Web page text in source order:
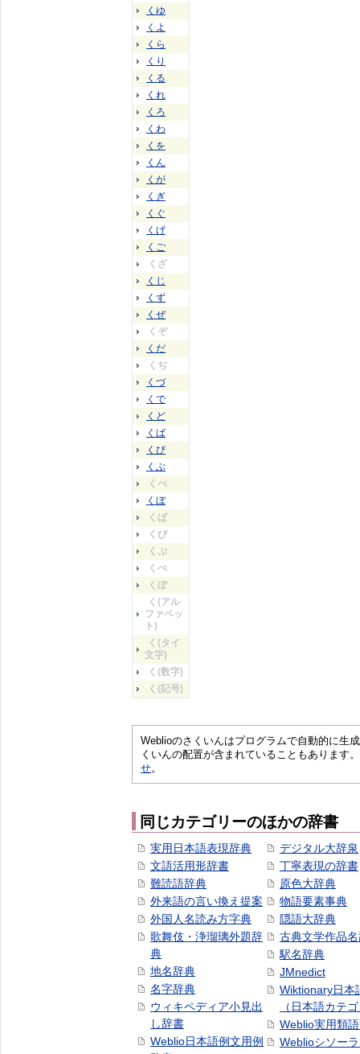
くゆ
くよ
くら
くり
くる
くれ
くろ
くわ
くを
くん
くが
くぎ
くぐ
くげ
くご
くざ
くじ
くず
くぜ
くぞ
くだ
くぢ
くづ
くで
くど
くば
くび
くぶ
くべ
くぼ
くぱ
くぴ
くぷ
くぺ
くぽ
く(アル
ファベッ
ト)
く(タイ
文字)
く(数字)
く(記号)
Weblioのさくいんはプログラムで自動的に生
くいんの配置が含まれていることもあります
せ。
同じカテゴリーのほかの辞書
実用日本語表現辞典
文語活用形辞書
難読語辞典
外来語の言い換え提案
外国人名読み方字典
歌舞伎・浄瑠璃外題辞
典
地名辞典
名字辞典
ウィキペディア小見出
し辞書
Weblio日本語例文用例
デジタル大辞泉
丁寧表現の辞書
原色大辞典
物語要素事典
隠語大辞典
古典文学作品
駅名辞典
JMnedict
Wiktionary日本
（日本語カテ
Weblio実用類
Weblioシソー